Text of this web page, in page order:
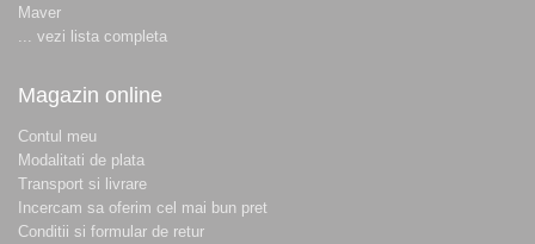
Maver
... vezi lista completa
Magazin online
Contul meu
Modalitati de plata
Transport si livrare
Incercam sa oferim cel mai bun pret
Conditii si formular de retur